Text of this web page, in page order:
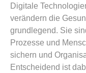
Digitale
verändern die
grundlegend. Sie
Prozesse und
sichern und
Entscheidend ist